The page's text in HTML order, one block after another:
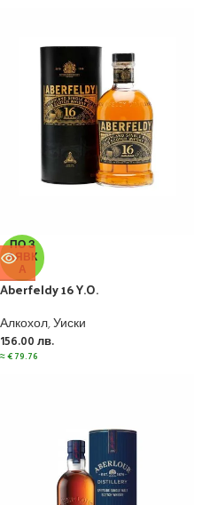
ПО З
АЯВК
А
Aberfeldy 16 Y.O.
Алкохол,Уиски
156.00 лв.
≈€79.76